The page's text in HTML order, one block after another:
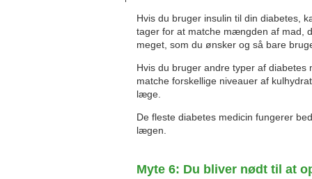
Hvis du bruger insulin til din diabetes,
tager for at matche mængden af ​​mad,
meget, som du ønsker og så bare
Hvis du bruger andre typer af
matche forskellige niveauer af
læge.
De fleste diabetes medicin fungerer
lægen.
Myte 6: Du bliver nødt til at